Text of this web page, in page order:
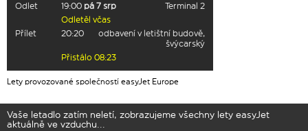
Odlet
19:00 pá 7 srp
Terminal 2
Odletěl včas
Přílet
20:20
odbavení v letištní budově,
švýcarský
Přistálo 08:23
Lety provozované společností easyJet Europe
Vaše letadlo zatím neletí, zobrazujeme všechny lety easyJet
aktuálně ve vzduchu...